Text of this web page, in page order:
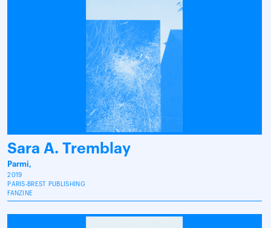
Sara A. Tremblay
Parmi,
2019
PARIS-BREST PUBLISHING
FANZINE